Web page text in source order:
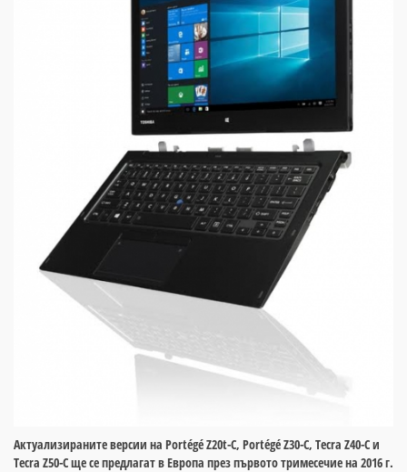
Актуализираните версии на Portégé Z20t-C, Portégé Z30-C, Tecra Z40-C и
Tecra Z50-C ще се предлагат в Европа през първото тримесечие на 2016 г.